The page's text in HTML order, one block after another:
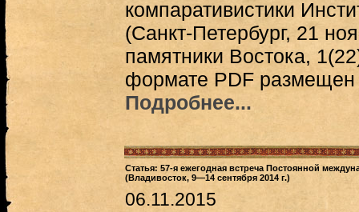
компаративистики
(Санкт-Петербург, 21
памятники Востока,
формате PDF размещен
Подробнее...
Статья: 57-я ежегодная встреча Постоянной
(Владивосток, 9—14 сентября 2014 г.)
06.11.2015